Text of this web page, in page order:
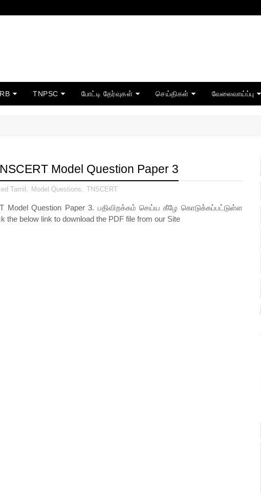
TNPSC போட்டி தேர்வுகள் செய்திகள் வேலைவாய்ப்பு
Model Question Paper 3
Tamil , Model Questions, TNSCERT
Model Question Paper 3. பதிவிறக்கம் செய்ய கீழே கொடுக்கப்பட்டுள்ள
below link to download the PDF file from our Site